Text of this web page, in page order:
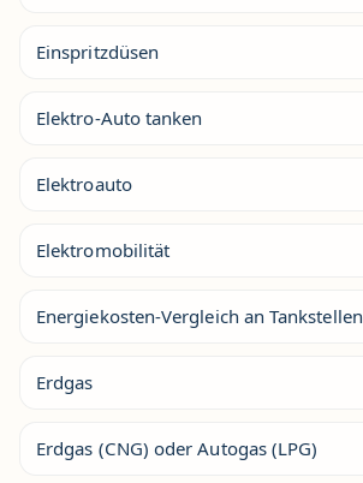
Einspritzdüsen
Elektro-Auto tanken
Elektroauto
Elektromobilität
Energiekosten-Vergleich an Tankstellen
Erdgas
Erdgas (CNG) oder Autogas (LPG)